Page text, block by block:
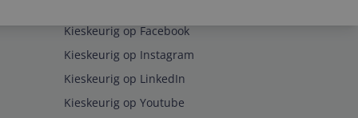
Kieskeurig op Facebook
Kieskeurig op Instagram
Kieskeurig op LinkedIn
Kieskeurig op Youtube